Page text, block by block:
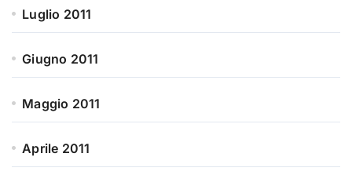
Luglio 2011
Giugno 2011
Maggio 2011
Aprile 2011